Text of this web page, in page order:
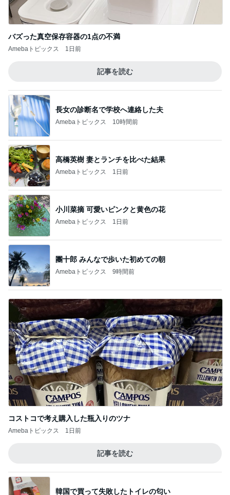
バズった真空保存容器の1点の不満
Amebaトピックス 1日前
記事を読む
長女の診断名で学校へ連絡した夫
Amebaトピックス 10時間前
高橋英樹 妻とランチを比べた結果
Amebaトピックス 1日前
小川菜摘 可愛いピンクと黄色の花
Amebaトピックス 1日前
團十郎 みんなで歩いた初めての朝
Amebaトピックス 9時間前
コストコで考え購入した瓶入りのツナ
Amebaトピックス 1日前
記事を読む
韓国で買って失敗したトイレの匂い